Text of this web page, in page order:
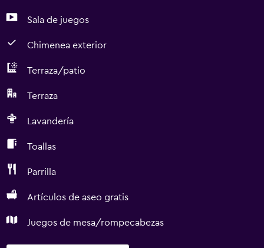
Sala de juegos
Chimenea exterior
Terraza/patio
Terraza
Lavandería
Toallas
Parrilla
Artículos de aseo gratis
Juegos de mesa/rompecabezas